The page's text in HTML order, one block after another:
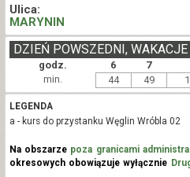
Ulica:
MARYNIN
godz. 6 7
DZIEŃ POWSZEDNI, WAKACJE
min. 44 49
LEGENDA
a - kurs do przystanku Węglin Wróbla 02
Na obszarze poza granicami
okresowych obowiązuje wyłącznie